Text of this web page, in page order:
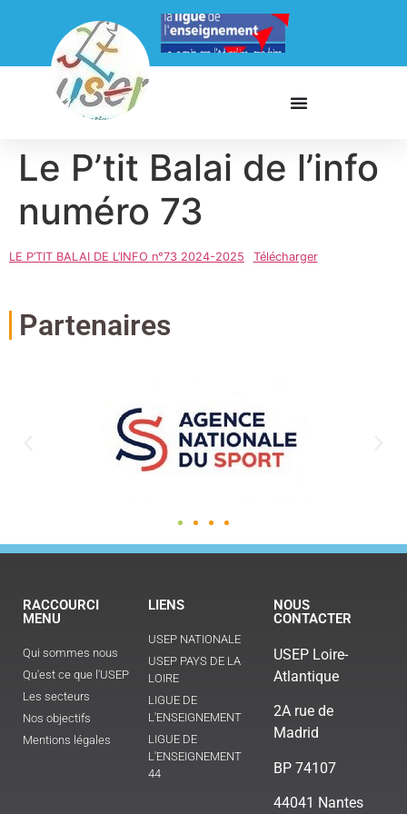
Le P’tit Balai de l’info
numéro 73
LE P’TIT BALAI DE L’INFO n°73 2024-2025 Télécharger
Partenaires
RACCOURCI
MENU
Qui sommes nous
Qu'est ce que l'USEP
Les secteurs
Nos objectifs
Mentions légales
LIENS
USEP NATIONALE
USEP PAYS DE LA
LOIRE
LIGUE DE
L'ENSEIGNEMENT
LIGUE DE
L'ENSEIGNEMENT
44
NOUS
CONTACTER
USEP Loire-
Atlantique
2A rue de
Madrid
BP 74107
44041 Nantes